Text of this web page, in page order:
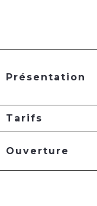
Présentation
Tarifs
Ouverture